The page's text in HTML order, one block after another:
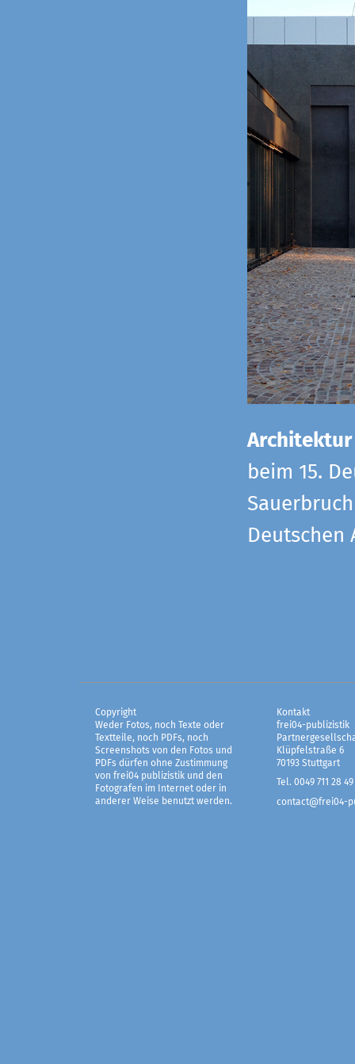
beim 15.
Copyright
Weder Fotos, noch Texte oder
Textteile, noch PDFs, noch
Screenshots von den Fotos und
PDFs dürfen ohne Zustimmung
von frei04 publizistik und den
Fotografen im Internet oder in
anderer Weise benutzt werden.
Kontakt
frei04-publizistik
Klüpfelstraße 6
70193 Stuttgart
Tel. 0049 711 28 49
contact@frei04-